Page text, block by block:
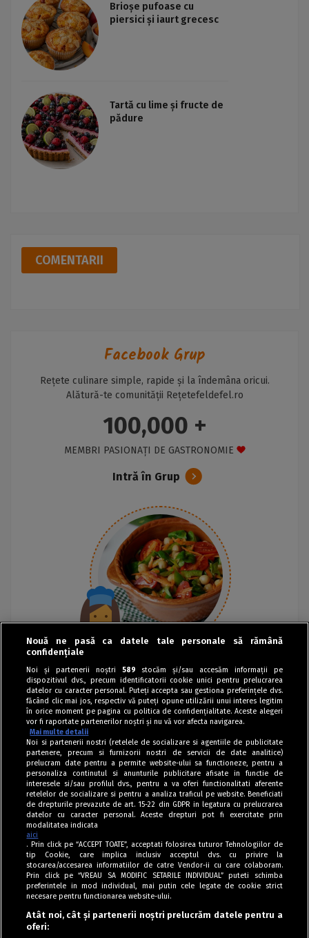
Brioșe pufoase cu
piersici și iaurt grecesc
Tartă cu lime și fructe de
pădure
COMENTARII
Facebook Grup
Rețete culinare simple, rapide și la îndemâna oricui.
Alătură-te comunității Rețetefeldefel.ro
100,000 +
MEMBRI PASIONAȚI DE GASTRONOMIE
Intră în Grup
Tag index
Program Antena 1
Nouă ne pasă ca datele tale personale să rămână
confidențiale
Noi și partenerii noștri 589 stocăm și/sau accesăm informații pe
dispozitivul dvs., precum identificatorii cookie unici pentru prelucrarea
datelor cu caracter personal. Puteți accepta sau gestiona preferințele dvs.
făcând clic mai jos, respectiv vă puteți opune utilizării unui interes legitim
în orice moment pe pagina cu politica de confidențialitate. Aceste alegeri
vor fi raportate partenerilor noștri și nu vă vor afecta navigarea.
Mai multe detalii
Noi si partenerii nostri (retelele de socializare si agentiile de publicitate
partenere, precum si furnizorii nostri de servicii de date analitice)
prelucram date pentru a permite website-ului sa functioneze, pentru a
personaliza continutul si anunturile publicitare afisate in functie de
interesele si/sau profilul dvs., pentru a va oferi functionalitati aferente
retelelor de socializare si pentru a analiza traficul pe website. Beneficiati
de drepturile prevazute de art. 15-22 din GDPR in legatura cu prelucrarea
datelor cu caracter personal. Aceste drepturi pot fi exercitate prin
modalitatea indicata
aici
. Prin click pe “ACCEPT TOATE”, acceptati folosirea tuturor Tehnologiilor de
tip Cookie, care implica inclusiv acceptul dvs. cu privire la
stocarea/accesarea informatiilor de catre Vendor-ii cu care colaboram.
Prin click pe “VREAU SA MODIFIC SETARILE INDIVIDUAL” puteti schimba
preferintele in mod individual, mai putin cele legate de cookie strict
necesare pentru functionarea website-ului.
Atât noi, cât și partenerii noștri prelucrăm datele pentru a
oferi: